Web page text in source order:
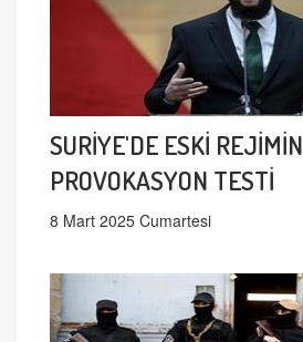
SURİYE'DE ESKİ REJİMİN
PROVOKASYON TESTİ
8 Mart 2025 Cumartesi